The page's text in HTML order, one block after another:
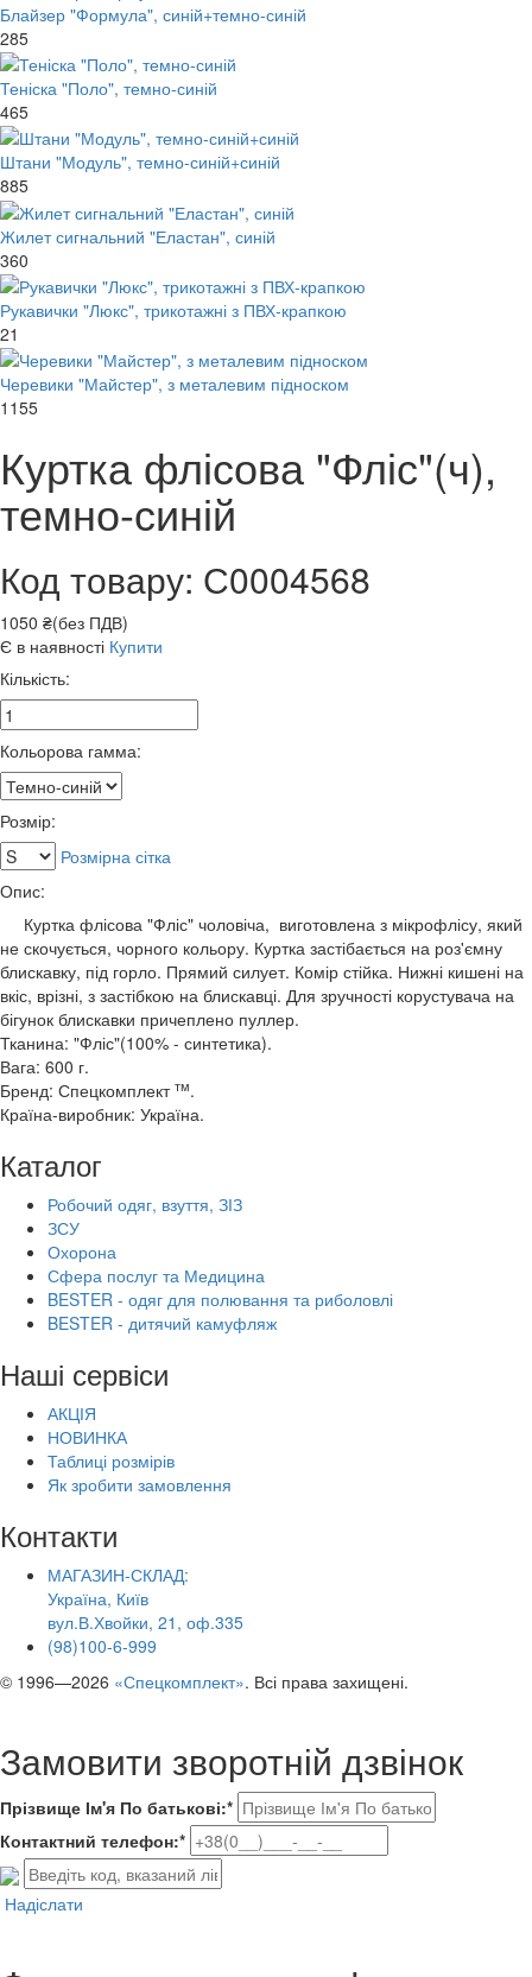
Блайзер "Формула", синій+темно-синій
285
Теніска "Поло", темно-синій
465
Штани "Модуль", темно-синій+синій
885
Жилет сигнальний "Еластан", синій
360
Рукавички "Люкс", трикотажні з ПВХ-крапкою
21
Черевики "Майстер", з металевим підноском
1155
Куртка флісова "Фліс"(ч),
темно-синій
Код товару: С0004568
1050 ₴(без ПДВ)
Є в наявності Купити
Кількість:
Кольорова гамма:
Розмір:
Розмірна сітка
Опис:
Куртка флісова "Фліс" чоловіча, виготовлена з мікрофлісу, який
не скочується, чорного кольору. Куртка застібається на роз'ємну
блискавку, під горло. Прямий силует. Комір стійка. Нижні кишені на
вкіс, врізні, з застібкою на блискавці. Для зручності корустувача на
бігунок блискавки причеплено пуллер.
Тканина: "Фліс"(100% - синтетика).
Вага: 600 г.
Бренд: Спецкомплект тм.
Країна-виробник: Україна.
Каталог
Робочий одяг, взуття, ЗІЗ
ЗСУ
Охорона
Сфера послуг та Медицина
BESTER - одяг для полювання та риболовлі
BESTER - дитячий камуфляж
Наші сервіси
АКЦІЯ
НОВИНКА
Таблиці розмірів
Як зробити замовлення
Контакти
МАГАЗИН-СКЛАД:
Україна, Київ
вул.В.Хвойки, 21, оф.335
(98)100-6-999
© 1996—2026 «Спецкомплект». Всі права захищені.
Замовити зворотній дзвінок
Прізвище Ім'я По батькові:*
Контактний телефон:*
Надіслати